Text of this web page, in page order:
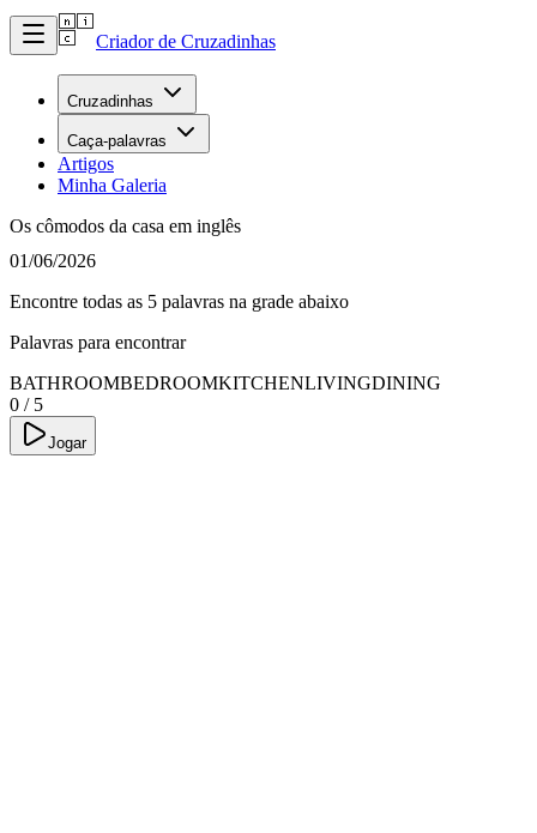
Criador de Cruzadinhas
Cruzadinhas
Caça-palavras
Artigos
Minha Galeria
Os cômodos da casa em inglês
01/06/2026
Encontre todas as 5 palavras na grade abaixo
Palavras para encontrar
BATHROOMBEDROOMKITCHENLIVINGDINING
0 / 5
Jogar